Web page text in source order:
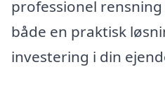
professionel
både en praktisk
investering i din